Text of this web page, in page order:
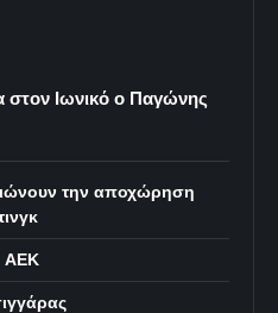
στον Ιωνικό ο Παγώνης
την αποχώρηση
ΑΕΚ